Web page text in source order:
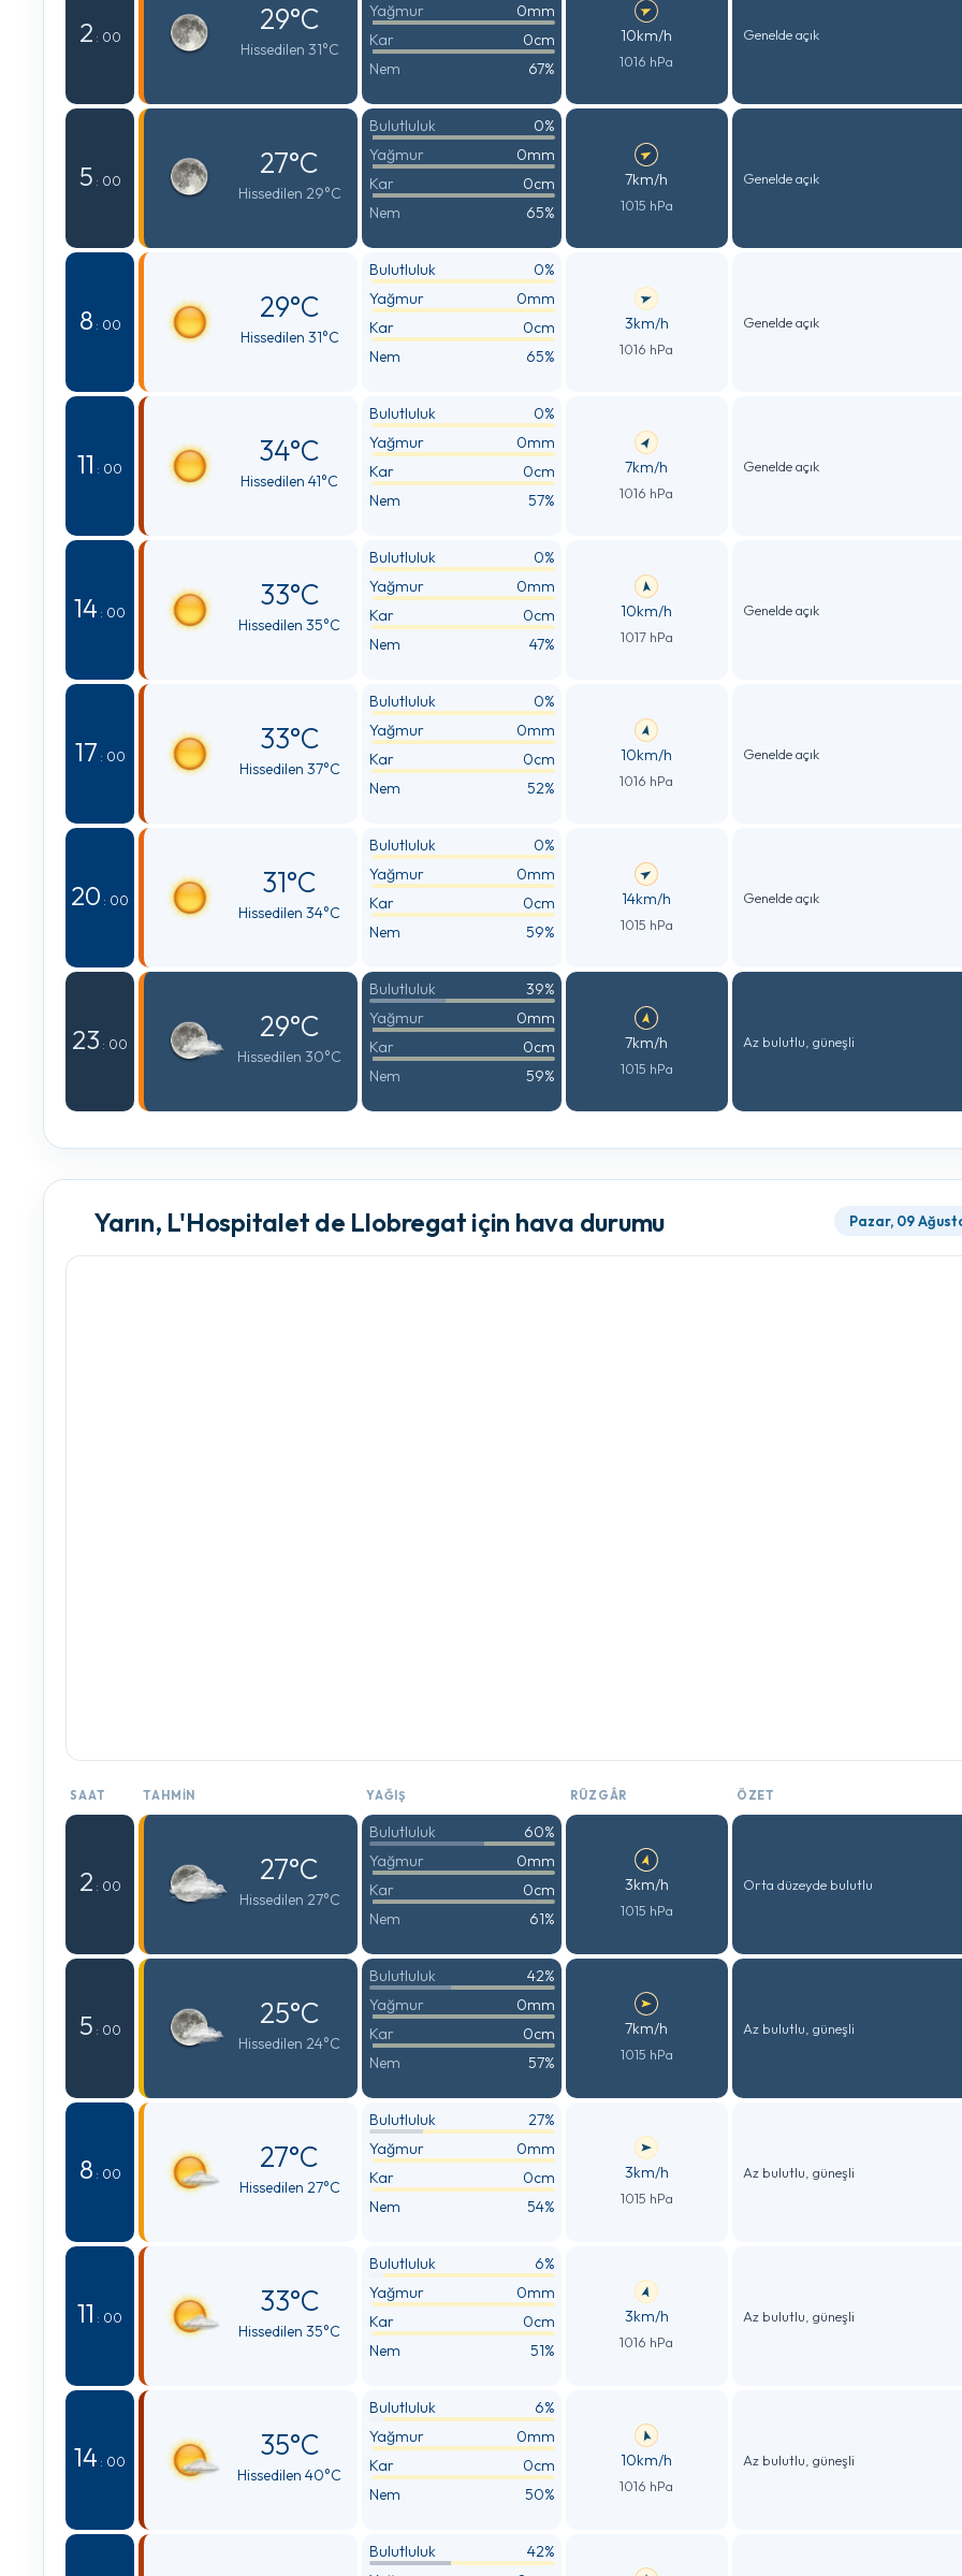
2 : 00 29°C
Hissedilen 31°C
Yağmur
0mm
Kar
0cm
Nem
67%
10km/h
1016 hPa
Genelde açık
5 : 00 27°C
Hissedilen 29°C
Bulutluluk
0%
Yağmur
0mm
Kar
0cm
Nem
65%
7km/h
1015 hPa
Genelde açık
8 : 00 29°C
Hissedilen 31°C
Bulutluluk
0%
Yağmur
0mm
Kar
0cm
Nem
65%
3km/h
1016 hPa
Genelde açık
11 : 00 34°C
Hissedilen 41°C
Bulutluluk
0%
Yağmur
0mm
Kar
0cm
Nem
57%
7km/h
1016 hPa
Genelde açık
14 : 00 33°C
Hissedilen 35°C
Bulutluluk
0%
Yağmur
0mm
Kar
0cm
Nem
47%
10km/h
1017 hPa
Genelde açık
17 : 00 33°C
Hissedilen 37°C
Bulutluluk
0%
Yağmur
0mm
Kar
0cm
Nem
52%
10km/h
1016 hPa
Genelde açık
20 : 00 31°C
Hissedilen 34°C
Bulutluluk
0%
Yağmur
0mm
Kar
0cm
Nem
59%
14km/h
1015 hPa
Genelde açık
23 : 00 29°C
Hissedilen 30°C
Bulutluluk
39%
Yağmur
0mm
Kar
0cm
Nem
59%
7km/h
1015 hPa
Az bulutlu, güneşli
Yarın, L'Hospitalet de Llobregat için hava durumu Pazar, 09
SAAT TAHMIN YAĞIŞ RÜZGÂR ÖZET
2 : 00 27°C
Hissedilen 27°C
Bulutluluk
60%
Yağmur
0mm
Kar
0cm
Nem
61%
3km/h
1015 hPa
Orta düzeyde bulutlu
5 : 00 25°C
Hissedilen 24°C
Bulutluluk
42%
Yağmur
0mm
Kar
0cm
Nem
57%
7km/h
1015 hPa
Az bulutlu, güneşli
8 : 00 27°C
Hissedilen 27°C
Bulutluluk
27%
Yağmur
0mm
Kar
0cm
Nem
54%
3km/h
1015 hPa
Az bulutlu, güneşli
11 : 00 33°C
Hissedilen 35°C
Bulutluluk
6%
Yağmur
0mm
Kar
0cm
Nem
51%
3km/h
1016 hPa
Az bulutlu, güneşli
14 : 00 35°C
Hissedilen 40°C
Bulutluluk
6%
Yağmur
0mm
Kar
0cm
Nem
50%
10km/h
1016 hPa
Az bulutlu, güneşli
Bulutluluk
42%